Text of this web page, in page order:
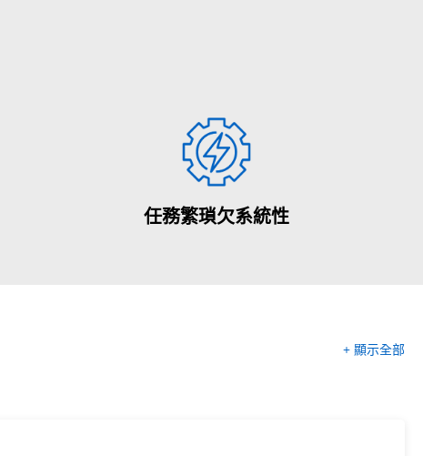
任務繁瑣欠系統性
+ 顯示全部